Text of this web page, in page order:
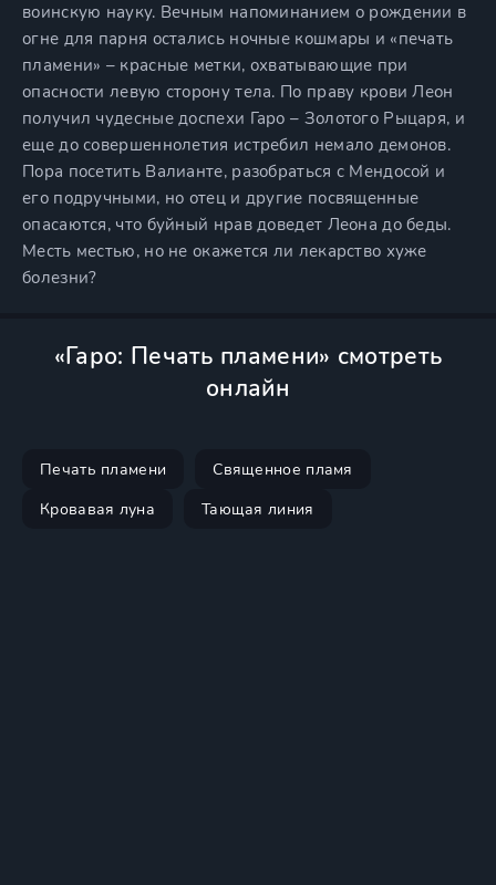
воинскую науку. Вечным напоминанием о рождении в
огне для парня остались ночные кошмары и «печать
пламени» – красные метки, охватывающие при
опасности левую сторону тела. По праву крови Леон
получил чудесные доспехи Гаро – Золотого Рыцаря, и
еще до совершеннолетия истребил немало демонов.
Пора посетить Валианте, разобраться с Мендосой и
его подручными, но отец и другие посвященные
опасаются, что буйный нрав доведет Леона до беды.
Месть местью, но не окажется ли лекарство хуже
болезни?
«Гаро: Печать пламени» смотреть
онлайн
Печать пламени
Священное пламя
Кровавая луна
Тающая линия